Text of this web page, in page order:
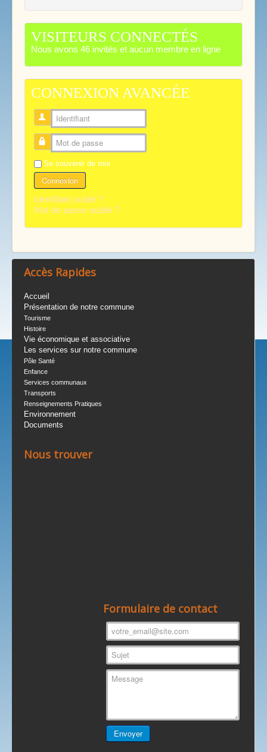
VISITEURS CONNECTÉS
Nous avons 46 invités et aucun membre en ligne
CONNEXION AVANCÉE
Identifiant
Mot de passe
Se souvenir de moi
Connexion
Identifiant oublié ?
Mot de passe oublié ?
Accès Rapides
Accueil
Présentation de notre commune
Tourisme
Histoire
Vie économique et associative
Les services sur notre commune
Pôle Santé
Enfance
Services communaux
Transports
Renseignements Pratiques
Environnement
Documents
Nous trouver
Formulaire de contact